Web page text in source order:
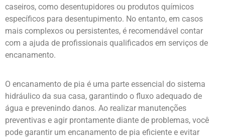
caseiros, como desentupidores ou produtos químicos
específicos para desentupimento. No entanto, em casos
mais complexos ou persistentes, é recomendável contar
com a ajuda de profissionais qualificados em serviços de
encanamento.
O encanamento de pia é uma parte essencial do sistema
hidráulico da sua casa, garantindo o fluxo adequado de
água e prevenindo danos. Ao realizar manutenções
preventivas e agir prontamente diante de problemas, você
pode garantir um encanamento de pia eficiente e evitar